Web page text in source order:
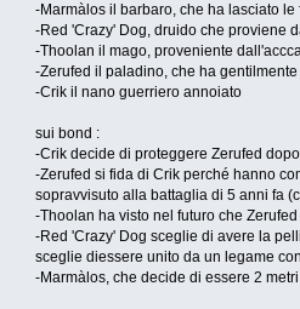
-Marmàlos il barbaro, che ha lasciato
-Red 'Crazy' Dog, druido che proviene
-Thoolan il mago, proveniente
-Zerufed il paladino, che ha
-Crik il nano guerriero annoiato
sui bond :
-Crik decide di proteggere Zerufed
-Zerufed si fida di Crik perché hanno
sopravvisuto alla battaglia di 5 anni fa
-Thoolan ha visto nel futuro che
-Red 'Crazy' Dog sceglie di avere la
sceglie diessere unito da un legame
-Marmàlos, che decide di essere 2